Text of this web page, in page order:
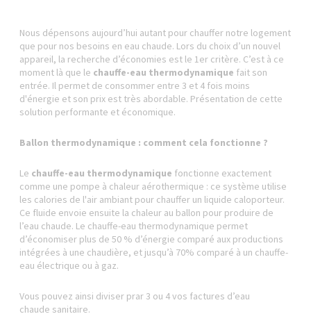
Nous dépensons aujourd’hui autant pour chauffer notre logement
que pour nos besoins en eau chaude. Lors du choix d’un nouvel
appareil, la recherche d’économies est le 1er critère. C’est à ce
moment là que le chauffe-eau thermodynamique fait son
entrée. Il permet de consommer entre 3 et 4 fois moins
d'énergie et son prix est très abordable. Présentation de cette
solution performante et économique.
Ballon thermodynamique : comment cela fonctionne ?
Le chauffe-eau thermodynamique fonctionne exactement
comme une pompe à chaleur aérothermique : ce système utilise
les calories de l'air ambiant pour chauffer un liquide caloporteur.
Ce fluide envoie ensuite la chaleur au ballon pour produire de
l’eau chaude. Le chauffe-eau thermodynamique permet
d’économiser plus de 50 % d’énergie comparé aux productions
intégrées à une chaudière, et jusqu’à 70% comparé à un chauffe-
eau électrique ou à gaz.
Vous pouvez ainsi diviser prar 3 ou 4 vos factures d’eau
chaude sanitaire.